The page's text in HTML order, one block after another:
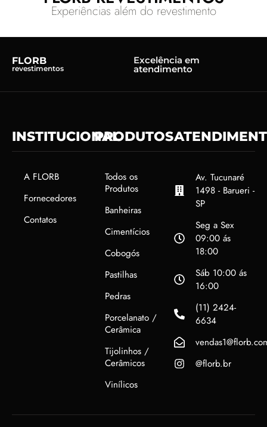
Experiências além do revestimento
FLORB
revestimentos
Excelência em
atendimento
INSTITUCIONAL
A FLORB
Fornecedores
Contatos
PRODUTOS
Todos os
Produtos
Banheiras
Cimentícios
Cobogós
Pastilhas
Pedras
Porcelanato /
Cerâmica
Tijolinhos /
Cerâmicos
Vinílicos
Av. Tucunaré
1498 - Barueri -
SP
Seg a Sex
09:00 ás
18:00
Sáb 10:00 ás
16:00
(11) 2424-
6634
@florb.br